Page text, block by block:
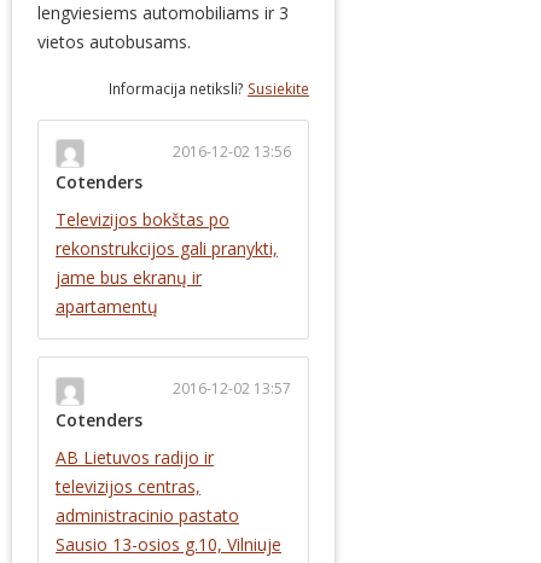
lengviesiems automobiliams ir 3
vietos autobusams.
Informacija netiksli? Susiekite
2016-12-02 13:56
Cotenders
Televizijos bokštas po
rekonstrukcijos gali pranykti,
jame bus ekranų ir
apartamentų
2016-12-02 13:57
Cotenders
AB Lietuvos radijo ir
televizijos centras,
administracinio pastato
Sausio 13-osios g.10, Vilniuje